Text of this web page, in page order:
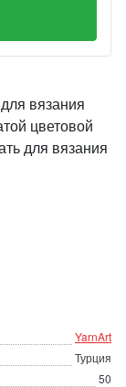
вязания
цветовой
для вязания
YarnArt
Турция
50